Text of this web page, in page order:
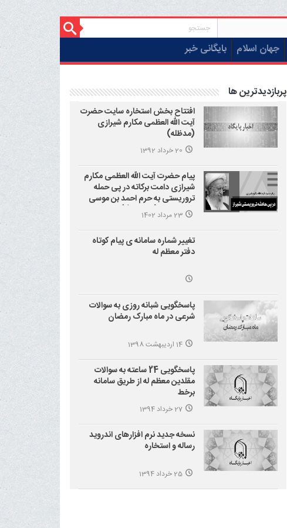
جهان اسلام بایگانی خبر
پربازدیدترین ها
افتتاح بخش استخاره سایت حضرت
آیت الله العظمی مکارم شیرازی
(مدظله)
20 خرداد 1392
پیام حضرت آیت الله العظمی مکارم
شیرازی دامت برکاته در پی حمله
تروریستی به حرم احمد بن موسی
علیه السلام (شاهچراغ)
23 مرداد 1402
تغییر شماره سامانه ی پیام کوتاه
دفتر معظم له
پاسخگویی شبانه روزی به سوالات
شرعی در ماه مبارک رمضان
14 اردیبهشت 1398
پاسخگویی 24 ساعته به سوالات
مقلدین معظم له از طریق سامانه
برخط
27 خرداد 1394
نسخه جدید نرم افزارهای اندروید
رساله و استخاره
25 خرداد 1394